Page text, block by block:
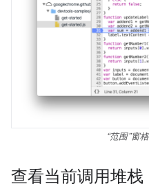
“范围”窗
查看当前调用堆栈